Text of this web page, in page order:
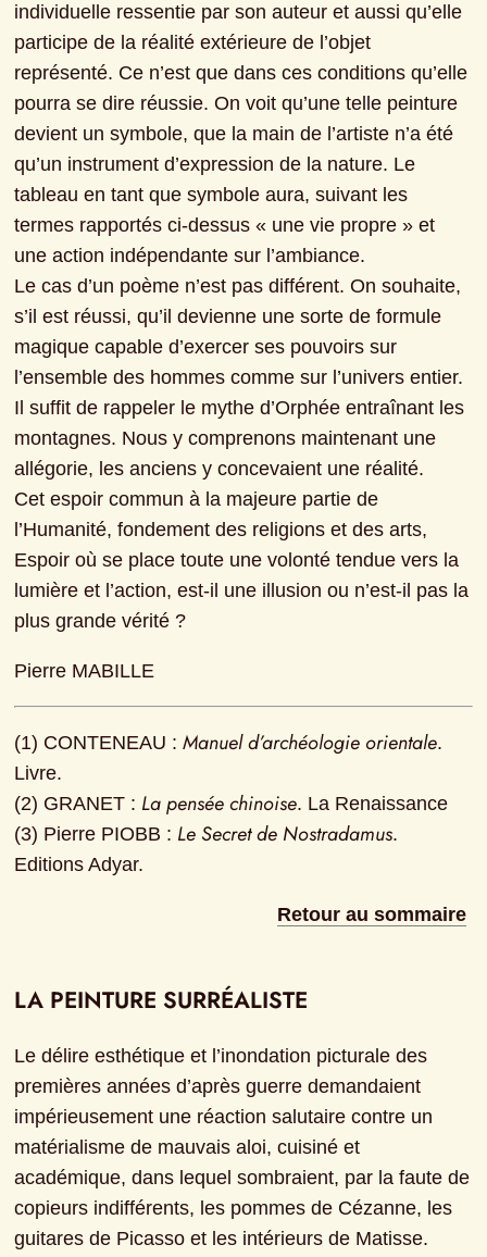
individuelle ressentie par son auteur et aussi qu’elle
participe de la réalité extérieure de l’objet
représenté. Ce n’est que dans ces conditions qu’elle
pourra se dire réussie. On voit qu’une telle peinture
devient un symbole, que la main de l’artiste n’a été
qu’un instrument d’expression de la nature. Le
tableau en tant que symbole aura, suivant les
termes rapportés ci-dessus « une vie propre » et
une action indépendante sur l’ambiance.
Le cas d’un poème n’est pas différent. On souhaite,
s’il est réussi, qu’il devienne une sorte de formule
magique capable d’exercer ses pouvoirs sur
l’ensemble des hommes comme sur l’univers entier.
Il suffit de rappeler le mythe d’Orphée entraînant les
montagnes. Nous y comprenons maintenant une
allégorie, les anciens y concevaient une réalité.
Cet espoir commun à la majeure partie de
l’Humanité, fondement des religions et des arts,
Espoir où se place toute une volonté tendue vers la
lumière et l’action, est-il une illusion ou n’est-il pas la
plus grande vérité ?
Pierre MABILLE
(1) CONTENEAU : Manuel d’archéologie orientale.
Livre.
(2) GRANET : La pensée chinoise. La Renaissance
(3) Pierre PIOBB : Le Secret de Nostradamus.
Editions Adyar.
Retour au sommaire
LA PEINTURE SURRÉALISTE
Le délire esthétique et l’inondation picturale des
premières années d’après guerre demandaient
impérieusement une réaction salutaire contre un
matérialisme de mauvais aloi, cuisiné et
académique, dans lequel sombraient, par la faute de
copieurs indifférents, les pommes de Cézanne, les
guitares de Picasso et les intérieurs de Matisse.